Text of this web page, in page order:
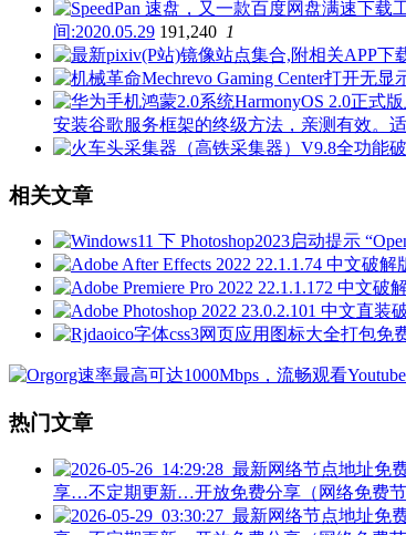
间:2020.05.29 191,240 1
安装谷歌服务框架的终级方法，亲测有效。适
相关文章
热门文章
享…不定期更新…开放免费分享（网络免费